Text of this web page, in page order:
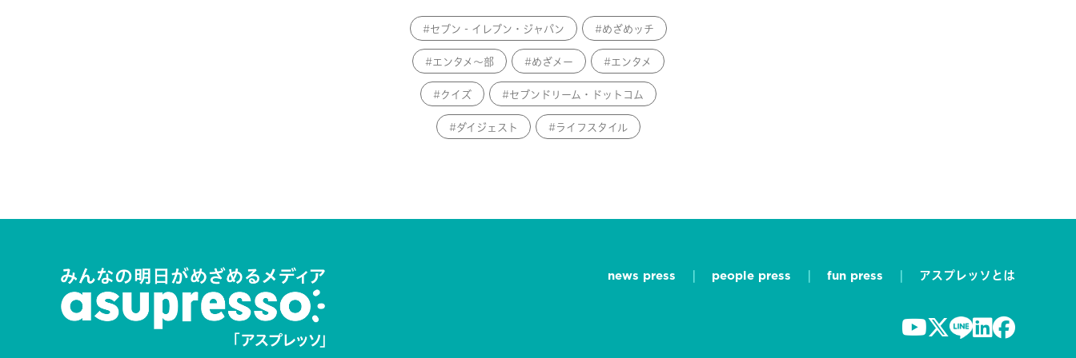
セブン‐イレブン・ジャパン めざめッチ
エンタメ～部 めざメー エンタメ
クイズ セブンドリーム・ドットコム
ダイジェスト ライフスタイル
news press people press fun press アスプレッソとは